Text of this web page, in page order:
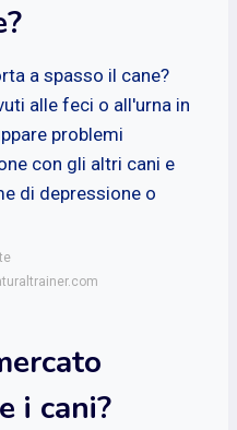
a spasso il cane?
alle feci o all'urna in
problemi
con gli altri cani e
di depressione o
i cani?